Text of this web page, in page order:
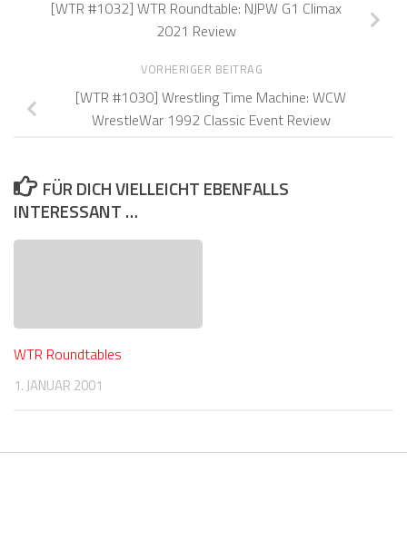
[WTR #1032] WTR Roundtable: NJPW G1 Climax
2021 Review
VORHERIGER BEITRAG
[WTR #1030] Wrestling Time Machine: WCW
WrestleWar 1992 Classic Event Review
FÜR DICH VIELLEICHT EBENFALLS
INTERESSANT …
WTR Roundtables
1. JANUAR 2001